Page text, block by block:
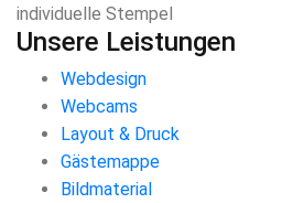
individuelle Stempel
Unsere Leistungen
Webdesign
Webcams
Layout & Druck
Gästemappe
Bildmaterial